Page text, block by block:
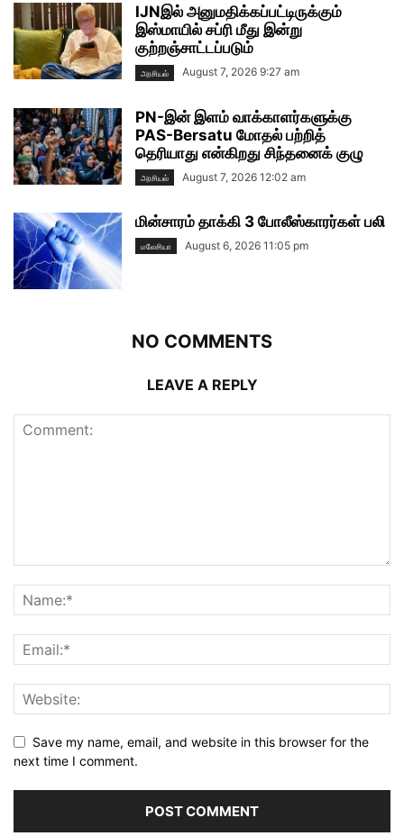
IJNஇல் அனுமதிக்கப்பட்டிருக்கும்
இஸ்மாயில் சப்ரி மீது இன்று
குற்றஞ்சாட்டப்படும்
அரசியல் August 7, 2026 9:27 am
PN-இன் இளம் வாக்காளர்களுக்கு
PAS-Bersatu மோதல் பற்றித்
தெரியாது என்கிறது சிந்தனைக் குழு
அரசியல் August 7, 2026 12:02 am
மின்சாரம் தாக்கி 3 போலீஸ்காரர்கள் பலி
மலேசியா August 6, 2026 11:05 pm
NO COMMENTS
LEAVE A REPLY
Save my name, email, and website in this browser for the
next time I comment.